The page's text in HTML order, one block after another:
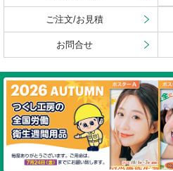
ご注文/お見積
お問合せ